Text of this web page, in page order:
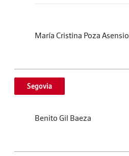
María Cristina Poza Asensio
Segovia
Benito Gil Baeza